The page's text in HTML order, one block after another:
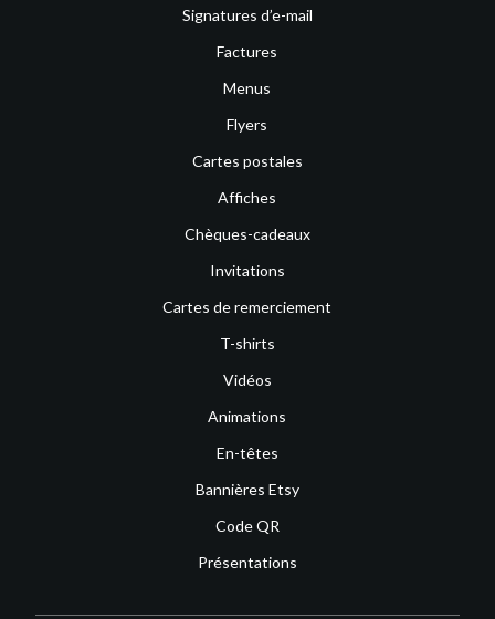
Signatures d’e-mail
Factures
Menus
Flyers
Cartes postales
Affiches
Chèques-cadeaux
Invitations
Cartes de remerciement
T-shirts
Vidéos
Animations
En-têtes
Bannières Etsy
Code QR
Présentations